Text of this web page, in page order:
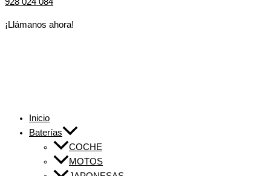
¡Llámanos ahora!
Inicio
Baterías
COCHE
MOTOS